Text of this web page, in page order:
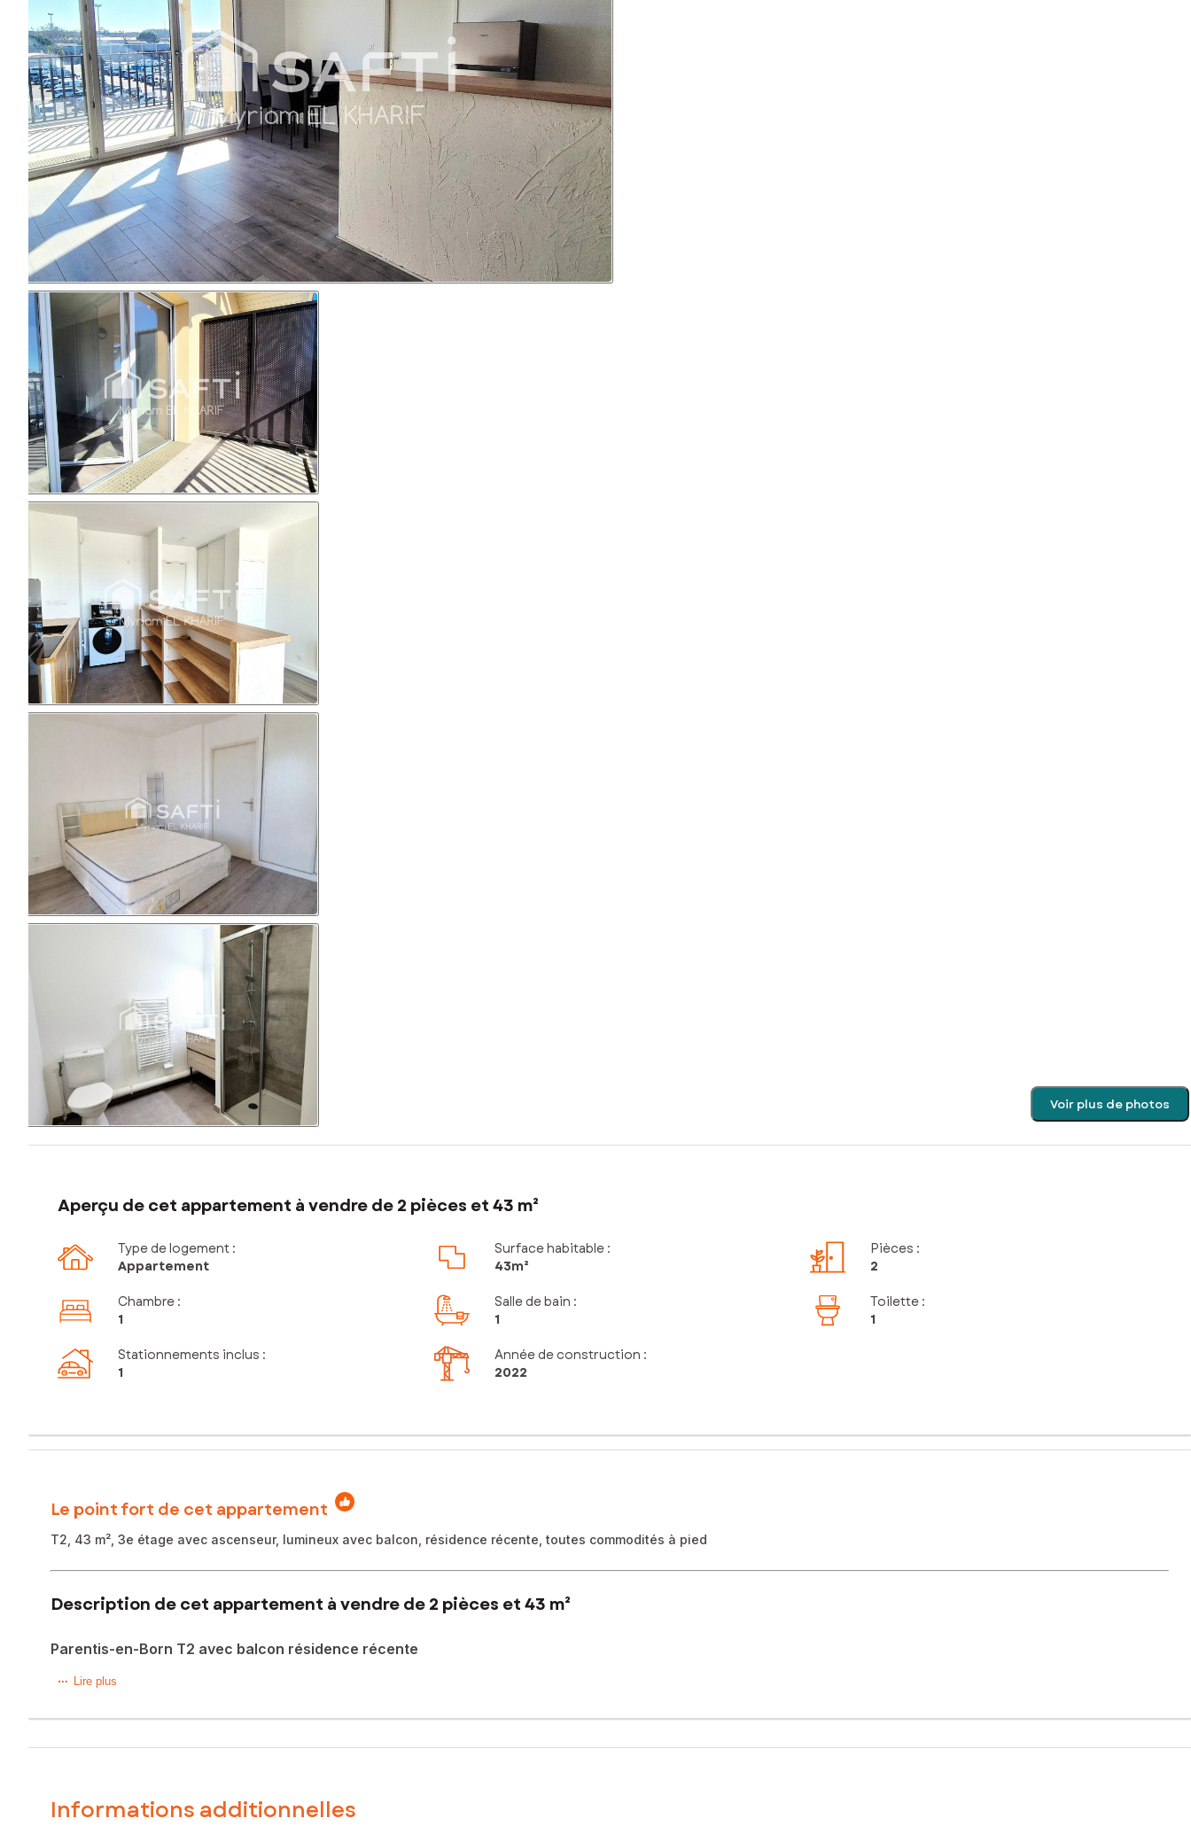
Voir plus de photos
Aperçu de cet appartement à vendre de 2 pièces et 43 m²
Type de logement :
Appartement
Surface habitable :
43m²
Pièces :
2
Chambre :
1
Salle de bain :
1
Toilette :
1
Stationnements inclus :
1
Année de construction :
2022
Le point fort de cet appartement
T2, 43 m², 3e étage avec ascenseur, lumineux avec balcon, résidence récente, toutes commodités à pied
Description de cet appartement à vendre de 2 pièces et 43 m²
Parentis-en-Born T2 avec balcon résidence récente
Situé à Parentis-en-Born, commune dynamique et agréable à vivre, découvrez ce bel appartement T2 de 43 m², au 3e étage avec ascenseur, au sein d’une résidence récente et bien
Une salle d’eau moderne avec douche et WC , accessible depuis la chambre, complète l’ensemble.
Lire plus
Informations additionnelles